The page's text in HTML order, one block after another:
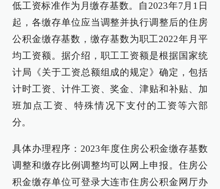
低工资标准作为月缴存基数。自2023年7月1日
起，各缴存单位应当调整并执行调整后的住房
公积金缴存基数，缴存基数为职工2022年月平
均工资额。据介绍，职工工资额是根据国家统
计局《关于工资总额组成的规定》确定，包括
计时工资、计件工资、奖金、津贴和补贴、加
班加点工资、特殊情况下支付的工资等六部
分。
具体办理程序：2023年度住房公积金缴存基数
调整和缴存比例调整均可以网上申报。住房公
积金缴存单位可登录大连市住房公积金网厅办